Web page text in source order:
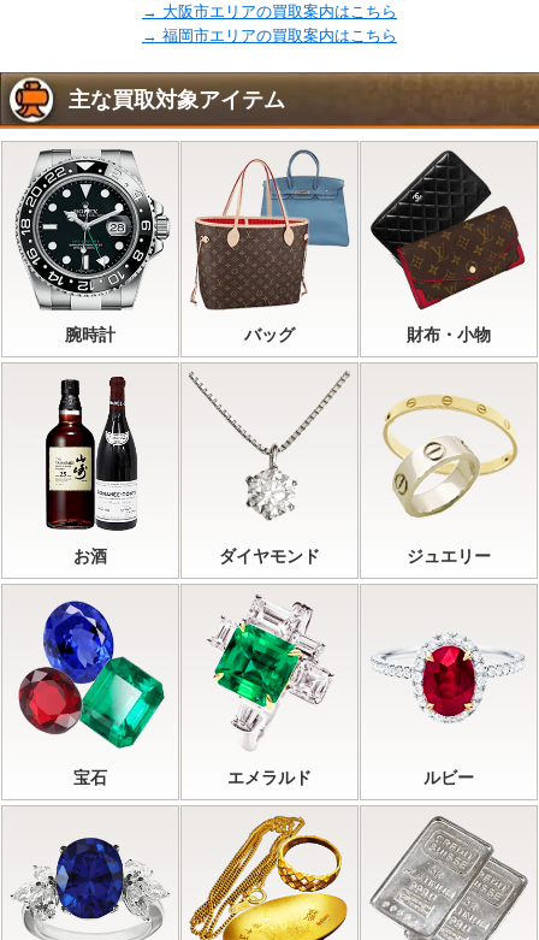
→ 大阪市エリアの買取案内はこちら
→ 福岡市エリアの買取案内はこちら
主な買取対象アイテム
腕時計 バッグ 財布・小物
お酒 ダイヤモンド ジュエリー
宝石 エメラルド ルビー